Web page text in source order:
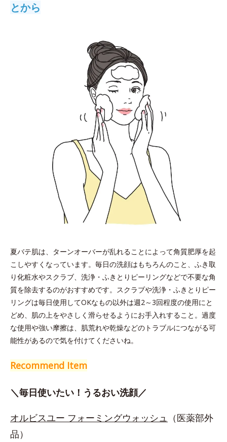
とから
夏バテ肌は、ターンオーバーが乱れることによって角質肥厚を起
こしやすくなっています。毎日の洗顔はもちろんのこと、ふき取
り化粧水やスクラブ、洗浄・ふきとりピーリングなどで不要な角
質を除去するのがおすすめです。スクラブや洗浄・ふきとりピー
リングは毎日使用してOKなもの以外は週2～3回程度の使用にと
どめ、肌の上をやさしく滑らせるようにお手入れすること。過度
な使用や強い摩擦は、肌荒れや乾燥などのトラブルにつながる可
能性があるので気を付けてくださいね。
Recommend Item
＼毎日使いたい！うるおい洗顔／
オルビスユー フォーミングウォッシュ （医薬部外
品）